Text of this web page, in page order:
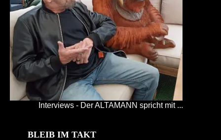
Interviews - Der ALTAMANN spricht mit ...
BLEIB IM TAKT